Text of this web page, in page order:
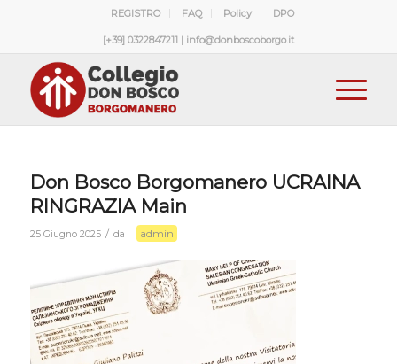
REGISTRO FAQ Policy DPO
[+39] 0322847211 | info@donboscoborgo.it
Don Bosco Borgomanero UCRAINA
RINGRAZIA Main
25 Giugno 2025 / da admin